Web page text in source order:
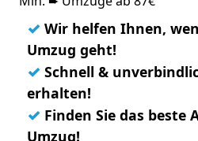
✓ Wir helfen Ihnen,
Umzug geht!
✓ Schnell &
erhalten!
✓ Finden Sie das beste
Umzug!